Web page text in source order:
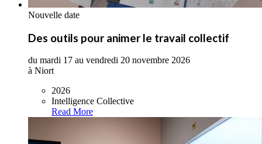
Nouvelle date
Des outils pour animer le travail collectif
du mardi 17 au vendredi 20 novembre 2026
à Niort
2026
Intelligence Collective
Read More